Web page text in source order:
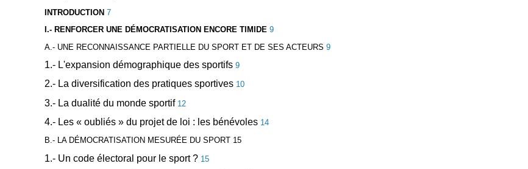
INTRODUCTION 7
I.- RENFORCER UNE DÉMOCRATISATION ENCORE TIMIDE 9
A.- UNE RECONNAISSANCE PARTIELLE DU SPORT ET DE SES ACTEURS 9
1.- L'expansion démographique des sportifs 9
2.- La diversification des pratiques sportives 10
3.- La dualité du monde sportif 12
4.- Les « oubliés » du projet de loi : les bénévoles 14
B.- LA DÉMOCRATISATION MESURÉE DU SPORT 15
1.- Un code électoral pour le sport ? 15